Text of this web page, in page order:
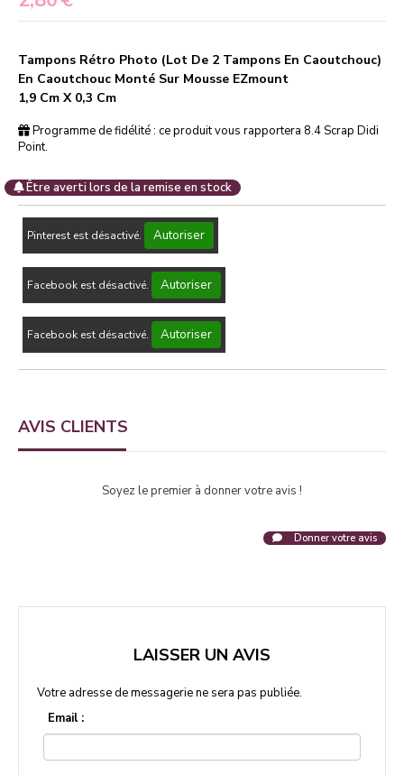
Tampons Rétro Photo (lot De 2 Tampons En Caoutchouc)
En Caoutchouc Monté Sur Mousse EZmount
1,9 Cm X 0,3 Cm
Programme de fidélité : ce produit vous rapportera 8.4Scrap Didi
Point.
Être averti lors de la remise en stock
Pinterest est désactivé. Autoriser
Facebook est désactivé. Autoriser
Facebook est désactivé. Autoriser
AVIS CLIENTS
Soyez le premier à donner votre avis !
Donner votre avis
LAISSER UN AVIS
Votre adresse de messagerie ne sera pas publiée.
Email :